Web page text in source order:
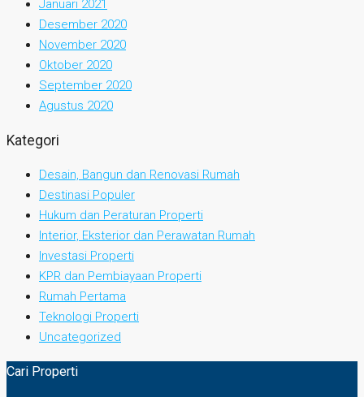
Januari 2021
Desember 2020
November 2020
Oktober 2020
September 2020
Agustus 2020
Kategori
Desain, Bangun dan Renovasi Rumah
Destinasi Populer
Hukum dan Peraturan Properti
Interior, Eksterior dan Perawatan Rumah
Investasi Properti
KPR dan Pembiayaan Properti
Rumah Pertama
Teknologi Properti
Uncategorized
Cari Properti